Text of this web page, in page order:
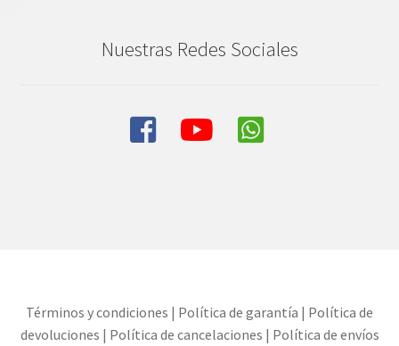
Nuestras Redes Sociales
Términos y condiciones | Política de garantía | Política de
devoluciones | Política de cancelaciones | Política de envíos